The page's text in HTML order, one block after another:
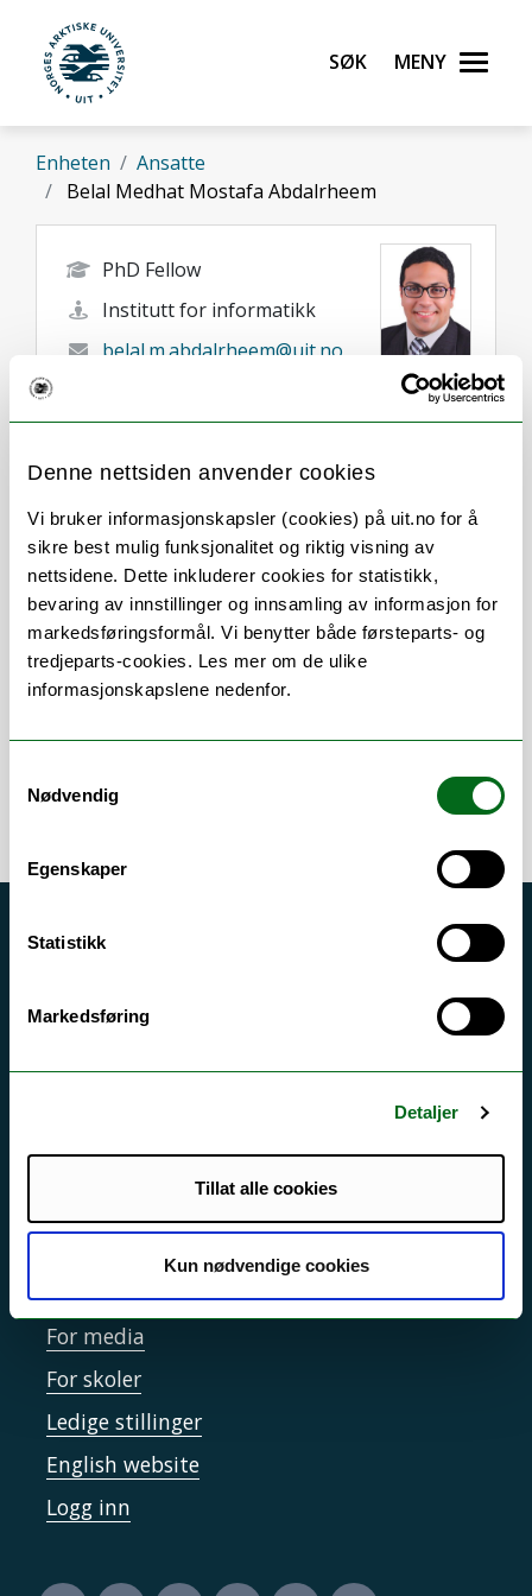
Denne nettsiden anvender cookies
Vi bruker informasjonskapsler (cookies) på uit.no for å
sikre best mulig funksjonalitet og riktig visning av
nettsidene. Dette inkluderer cookies for statistikk,
bevaring av innstillinger og innsamling av informasjon for
markedsføringsformål. Vi benytter både førsteparts- og
tredjeparts-cookies. Les mer om de ulike
informasjonskapslene nedenfor.
Nødvendig
Egenskaper
Statistikk
Markedsføring
Detaljer
Tillat alle cookies
Kun nødvendige cookies
Gå til hovedinnhold
UiT Norges arktiske universitet
Søk Meny
Enheten
Ansatte
Belal Medhat Mostafa Abdalrheem
PhD Fellow
Institutt for informatikk
belal.m.abdalrheem@uit.no
Tromsø
Om Forskning og undervisning
Akutt hjelp
Driftsmeldinger
Personvern ved UiT
Sikkerhet, beredskap og personvern
Informasjonskapsler
Tilgjengelighetserklæring
Kontakt UiT
For media
For skoler
Ledige stillinger
English website
Logg inn